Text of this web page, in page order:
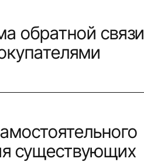
обратной связи
существующих